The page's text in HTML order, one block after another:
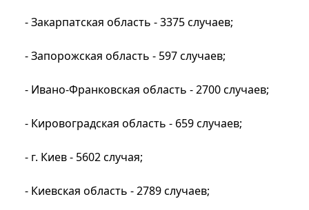
- Закарпатская область - 3375 случаев;
- Запорожская область - 597 случаев;
- Ивано-Франковская область - 2700 случаев;
- Кировоградская область - 659 случаев;
- г. Киев - 5602 случая;
- Киевская область - 2789 случаев;